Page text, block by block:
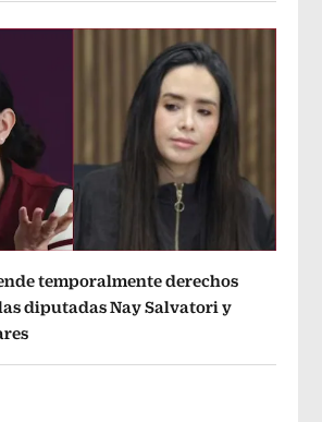
temporalmente derechos
diputadas Nay Salvatori y